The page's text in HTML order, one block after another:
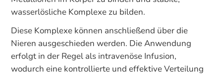
wasserlösliche Komplexe zu bilden.
Diese Komplexe können anschließend über die
Nieren ausgeschieden werden. Die Anwendung
erfolgt in der Regel als intravenöse Infusion,
wodurch eine kontrollierte und effektive Verteilung